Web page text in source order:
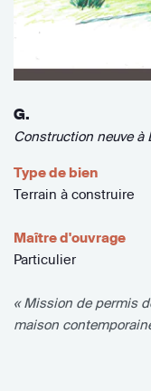
G.
Construction neuve à
Type de bien
Terrain à construire
Maître d'ouvrage
Particulier
« Mission de permis
maison